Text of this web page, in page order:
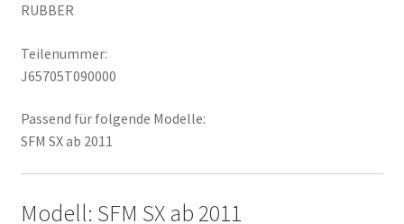
RUBBER
Teilenummer:
J65705T090000
Passend für folgende Modelle:
SFM SX ab 2011
Modell: SFM SX ab 2011